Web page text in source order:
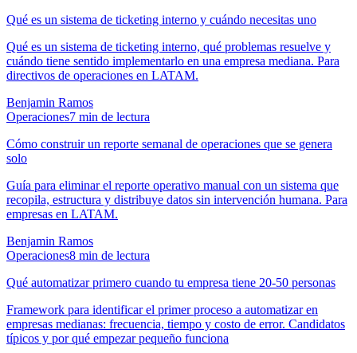
Qué es un sistema de ticketing interno y cuándo necesitas uno
Qué es un sistema de ticketing interno, qué problemas resuelve y
cuándo tiene sentido implementarlo en una empresa mediana. Para
directivos de operaciones en LATAM.
Benjamin Ramos
Operaciones7 min de lectura
Cómo construir un reporte semanal de operaciones que se genera
solo
Guía para eliminar el reporte operativo manual con un sistema que
recopila, estructura y distribuye datos sin intervención humana. Para
empresas en LATAM.
Benjamin Ramos
Operaciones8 min de lectura
Qué automatizar primero cuando tu empresa tiene 20-50 personas
Framework para identificar el primer proceso a automatizar en
empresas medianas: frecuencia, tiempo y costo de error. Candidatos
típicos y por qué empezar pequeño funciona